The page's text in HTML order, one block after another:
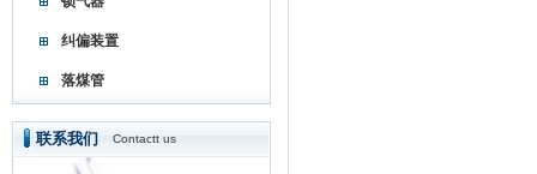
纠偏装置
落煤管
联系我们 Contactt us